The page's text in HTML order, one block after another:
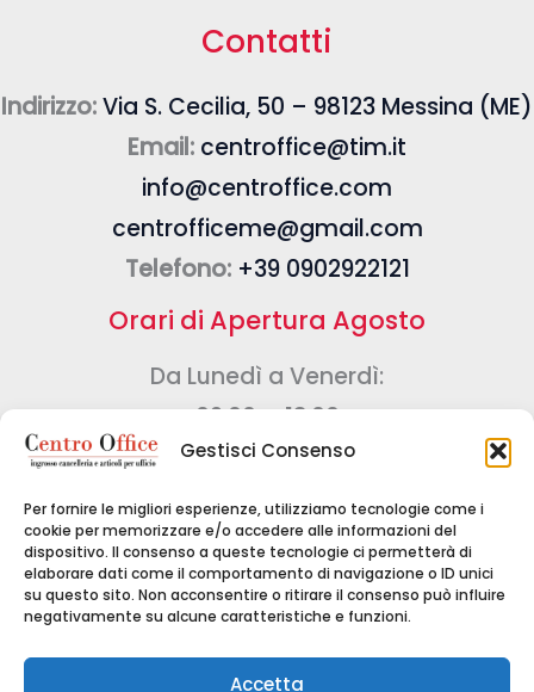
Gestisci Consenso
Per fornire le migliori esperienze, utilizziamo tecnologie come i
cookie per memorizzare e/o accedere alle informazioni del
dispositivo. Il consenso a queste tecnologie ci permetterà di
elaborare dati come il comportamento di navigazione o ID unici
su questo sito. Non acconsentire o ritirare il consenso può influire
negativamente su alcune caratteristiche e funzioni.
Accetta
Contatti
Indirizzo:Via S. Cecilia, 50 – 98123 Messina (ME)
Email: centroffice@tim.it
info@centroffice.com
centrofficeme@gmail.com
Telefono: +39 0902922121
Orari di Apertura Agosto
Da Lunedì a Venerdì:
09:00 – 13:00
Sabato e Domenica:CHIUSO
Chiuso per ferie
Dal 17/08/26 al 28/08/26
Copyright © 2024 CENTRO OFFICE DI GRASSO